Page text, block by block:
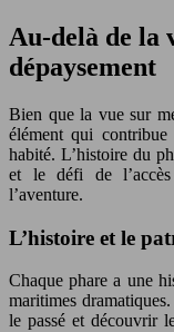
Au-delà de la
dépaysement
Bien que la vue sur
élément qui
habité. L’histoire du
et le défi de
l’aventure.
L’histoire et le
Chaque phare a une
maritimes
le passé et découvrir